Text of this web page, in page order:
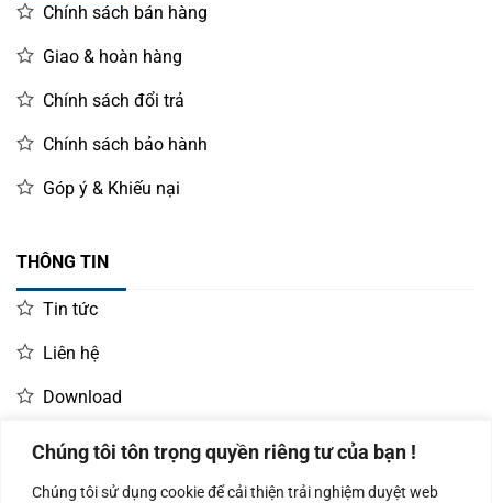
Chúng tôi tôn trọng quyền riêng tư của bạn !
Chúng tôi sử dụng cookie để cải thiện trải nghiệm duyệt web
Chính sách bán hàng
Giao & hoàn hàng
Chính sách đổi trả
Chính sách bảo hành
Góp ý & Khiếu nại
THÔNG TIN
Tin tức
Liên hệ
Download
LIÊN HỆ MUA HÀNG